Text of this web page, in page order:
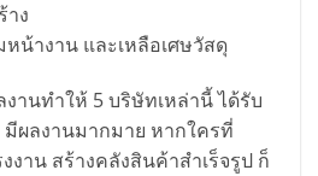
ง
น้างาน และเหลือเศษวัสดุ
านทำให้ 5 บริษัทเหล่านี้ ได้รับ
ผลงานมากมาย หากใครที่
งาน สร้างคลังสินค้าสำเร็จรูป ก็